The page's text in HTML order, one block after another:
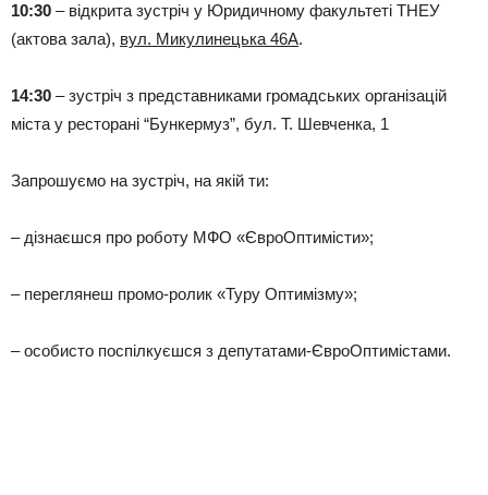
10:30 – відкрита зустріч у Юридичному факультеті ТНЕУ
(актова зала), вул. Микулинецька 46А.
14:30 – зустріч з представниками громадських організацій
міста у ресторані “Бункермуз”, бул. Т. Шевченка, 1
Запрошуємо на зустріч, на якій ти:
– дізнаєшся про роботу МФО «ЄвроОптимісти»;
– переглянеш промо-ролик «Туру Оптимізму»;
– особисто поспілкуєшся з депутатами-ЄвроОптимістами.